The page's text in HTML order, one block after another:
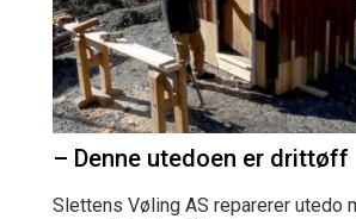
– Denne utedoen er drittøff
Slettens Vøling AS reparerer utedo